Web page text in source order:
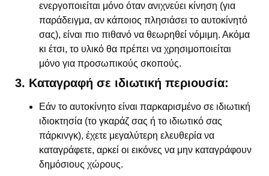
ενεργοποιείται μόνο όταν ανιχνεύει κίνηση (για
παράδειγμα, αν κάποιος πλησιάσει το αυτοκίνητό
σας), είναι πιο πιθανό να θεωρηθεί νόμιμη. Ακόμα
κι έτσι, το υλικό θα πρέπει να χρησιμοποιείται
μόνο για προσωπικούς σκοπούς.
3. Καταγραφή σε ιδιωτική περιουσία:
Εάν το αυτοκίνητο είναι παρκαρισμένο σε ιδιωτική
ιδιοκτησία (το γκαράζ σας ή το ιδιωτικό σας
πάρκινγκ), έχετε μεγαλύτερη ελευθερία να
καταγράφετε, αρκεί οι εικόνες να μην καταγράφουν
δημόσιους χώρους.